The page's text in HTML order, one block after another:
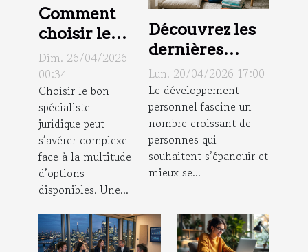
Comment
choisir le
bon
spécialiste
juridique
pour vos
besoins ?
Dim. 26/04/2026
00:34
Choisir le bon
spécialiste
juridique peut
s’avérer complexe
face à la multitude
d’options
disponibles. Une...
Découvrez les
dernières
tendances en
matière de
développement
personnel
Lun. 20/04/2026 17:00
Le développement
personnel fascine un
nombre croissant de
personnes qui
souhaitent s’épanouir et
mieux se...